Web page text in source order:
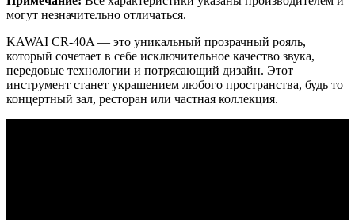
могут незначительно отличаться.
KAWAI CR-40A — это уникальный прозрачный рояль,
который сочетает в себе исключительное качество звука,
передовые технологии и потрясающий дизайн. Этот
инструмент станет украшением любого пространства, будь то
концертный зал, ресторан или частная коллекция.